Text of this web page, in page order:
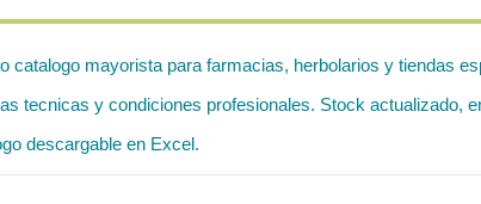
catalogo mayorista para farmacias, herbolarios y tiendas
tecnicas y condiciones profesionales. Stock actualizado,
descargable en Excel.